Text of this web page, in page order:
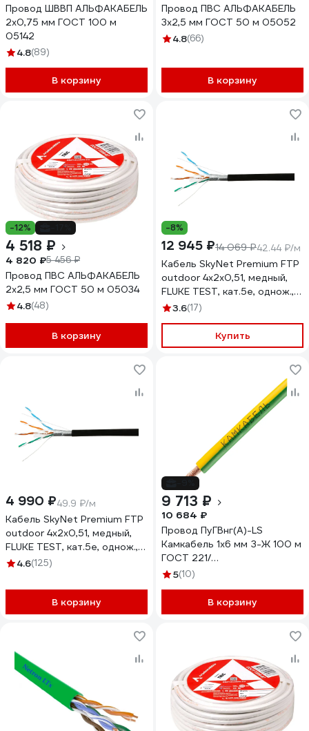
Провод ШВВП АЛЬФАКАБЕЛЬ
2х0,75 мм ГОСТ 100 м
05142
4.8(89)
В корзину
Провод ПВС АЛЬФАКАБЕЛЬ
3х2,5 мм ГОСТ 50 м 05052
4.8(66)
В корзину
-12%
4 518 ₽
4 820 ₽5 456 ₽
Провод ПВС АЛЬФАКАБЕЛЬ
2х2,5 мм ГОСТ 50 м 05034
4.8(48)
В корзину
-8%
12 945 ₽14 069 ₽42.44 ₽/м
Кабель SkyNet Premium FTP
outdoor 4x2x0,51, медный,
FLUKE TEST, кат.5e, однож.,
305 м, box, черный CSP-
3.6(17)
Купить
4 990 ₽49.9 ₽/м
Кабель SkyNet Premium FTP
outdoor 4x2x0,51, медный,
FLUKE TEST, кат.5e, однож.,
100 м, box, черный CSP-FTP-
4.6(125)
В корзину
9 713 ₽
10 684 ₽
Провод ПуГВнг(А)-LS
Камкабель 1x6 мм З-Ж 100 м
ГОСТ 221/
Р12VШ1U0К000100М
5(10)
В корзину